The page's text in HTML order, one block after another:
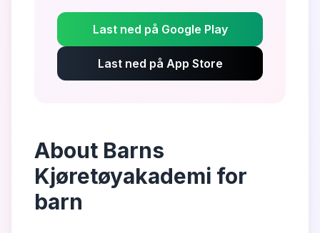
Last ned på Google Play
Last ned på App Store
About Barns
Kjøretøyakademi for
barn